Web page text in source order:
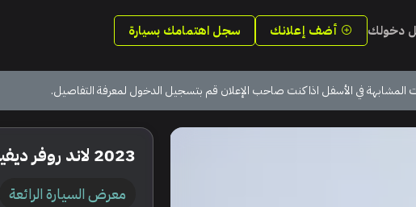
دخولك أضف إعلانك سجل اهتمامك بسيارة
المشابهة في الأسفل اذا كنت صاحب الإعلان قم بتسجيل الدخول لمعرفة التفاصيل.
2023 لاند روفر ديفيندر
معرض السيارة الرائعة